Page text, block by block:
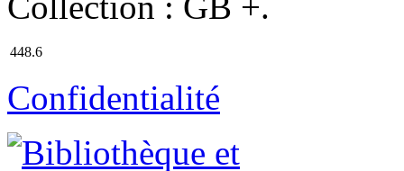
448.6
Confidentialité